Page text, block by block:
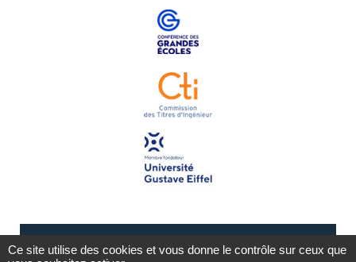
Ce site utilise des cookies et vous donne le contrôle sur ceux que